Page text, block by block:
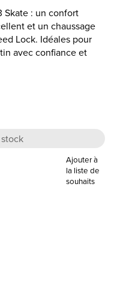
Skate : un confort
et un chaussage
Lock. Idéales pour
avec confiance et
Ajouter à
la liste de
souhaits